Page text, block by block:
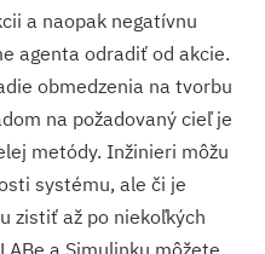
a naopak negatívnu
agenta odradiť od akcie.
obmedzenia na tvorbu
na požadovaný cieľ je
metódy. Inžinieri môžu
systému, ale či je
zistiť až po niekoľkých